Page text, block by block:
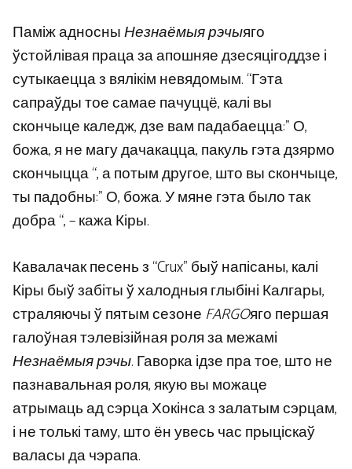
Паміж адносныНезнаёмыя рэчыяго
ўстойлівая праца за апошняе дзесяцігоддзе і
сутыкаецца з вялікім невядомым. “Гэта
сапраўды тое самае пачуццё, калі вы
скончыце каледж, дзе вам падабаецца:” О,
божа, я не магу дачакацца, пакуль гэта дзярмо
скончыцца “, а потым другое, што вы скончыце,
ты падобны:” О, божа. У мяне гэта было так
добра “, – кажа Кіры.
Кавалачак песень з “Crux” быў напісаны, калі
Кіры быў забіты ў халодныя глыбіні Калгары,
страляючы ў пятым сезоне FARGOяго першая
галоўная тэлевізійная роля за межамі
Незнаёмыя рэчы. Гаворка ідзе пра тое, што не
пазнавальная роля, якую вы можаце
атрымаць ад сэрца Хокінса з залатым сэрцам,
і не толькі таму, што ён увесь час прыціскаў
валасы да чэрапа.